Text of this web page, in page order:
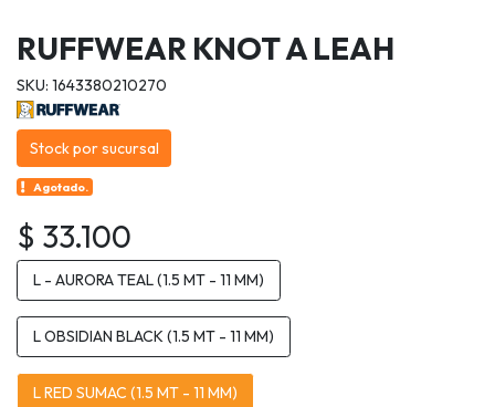
RUFFWEAR KNOT A LEAH
SKU: 1643380210270
Stock por sucursal
Agotado.
$ 33.100
L - AURORA TEAL (1.5 MT - 11 MM)
L OBSIDIAN BLACK (1.5 MT - 11 MM)
L RED SUMAC (1.5 MT - 11 MM)